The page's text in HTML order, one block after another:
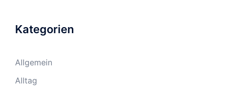
Kategorien
Allgemein
Alltag